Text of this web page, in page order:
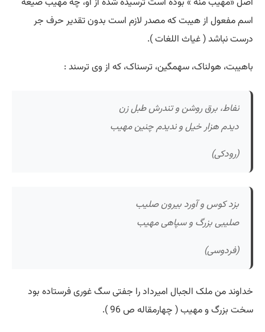
اسم مفعول از هیبت که مصدر لازم است بدون تقدیر حرف جر
درست نباشد ( غیاث اللغات ).
باهیبت، هولناک، سهمگین، ترسناک، که از وی ترسند :
نفاط، برق روشن و تندرش طبل زن
دیدم هزار خیل و ندیدم چنین مهیب
(رودکی)
بزد کوس و آورد بیرون صلیب
صلیبی بزرگ و سپاهی مهیب
(فردوسی)
خداوند من ملک الجبال امیرداد را جفتی سگ غوری فرستاده بود
سخت بزرگ و مهیب ( چهارمقاله ص 96 ).